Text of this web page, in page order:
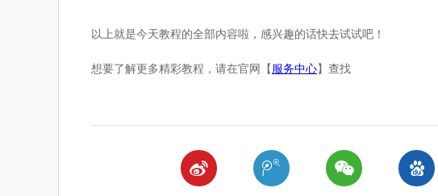
以上就是今天教程的全部内容啦，感兴趣的话快去试试吧！
想要了解更多精彩教程，请在官网【 服务中心】查找
   